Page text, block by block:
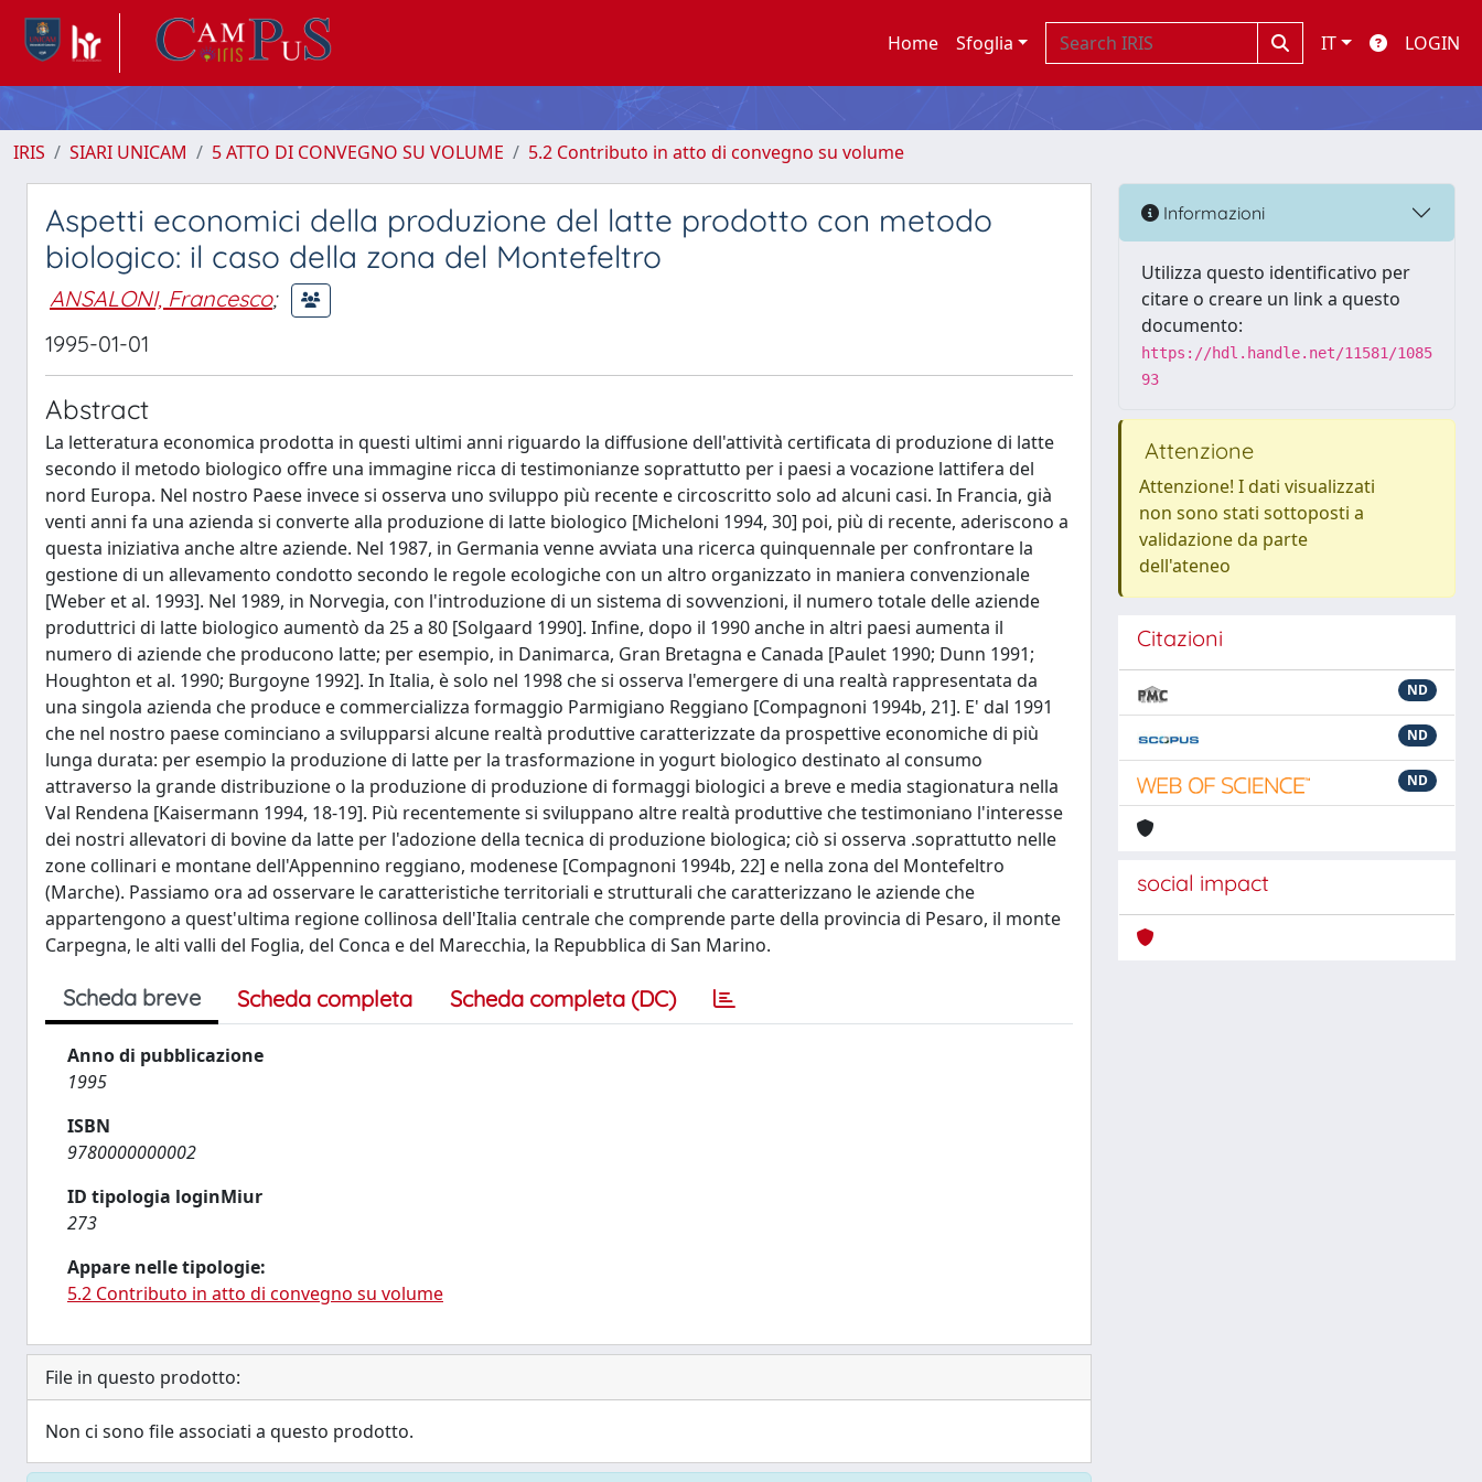
Home Sfoglia IT LOGIN
IRIS SIARI UNICAM 5 ATTO DI CONVEGNO SU VOLUME 5.2 Contributo in atto di convegno su volume
Aspetti economici della produzione del latte prodotto con metodo
biologico: il caso della zona del Montefeltro
ANSALONI, Francesco;
1995-01-01
Abstract
La letteratura economica prodotta in questi ultimi anni riguardo la diffusione dell'attività certificata di produzione di latte
secondo il metodo biologico offre una immagine ricca di testimonianze soprattutto per i paesi a vocazione lattifera del
nord Europa. Nel nostro Paese invece si osserva uno sviluppo più recente e circoscritto solo ad alcuni casi. In Francia, già
venti anni fa una azienda si converte alla produzione di latte biologico [Micheloni 1994, 30] poi, più di recente, aderiscono a
questa iniziativa anche altre aziende. Nel 1987, in Germania venne avviata una ricerca quinquennale per confrontare la
gestione di un allevamento condotto secondo le regole ecologiche con un altro organizzato in maniera convenzionale
[Weber et al. 1993]. Nel 1989, in Norvegia, con l'introduzione di un sistema di sovvenzioni, il numero totale delle aziende
produttrici di latte biologico aumentò da 25 a 80 [Solgaard 1990]. Infine, dopo il 1990 anche in altri paesi aumenta il
numero di aziende che producono latte; per esempio, in Danimarca, Gran Bretagna e Canada [Paulet 1990; Dunn 1991;
Houghton et al. 1990; Burgoyne 1992]. In Italia, è solo nel 1998 che si osserva l'emergere di una realtà rappresentata da
una singola azienda che produce e commercializza formaggio Parmigiano Reggiano [Compagnoni 1994b, 21]. E' dal 1991
che nel nostro paese cominciano a svilupparsi alcune realtà produttive caratterizzate da prospettive economiche di più
lunga durata: per esempio la produzione di latte per la trasformazione in yogurt biologico destinato al consumo
attraverso la grande distribuzione o la produzione di produzione di formaggi biologici a breve e media stagionatura nella
Val Rendena [Kaisermann 1994, 18-19]. Più recentemente si sviluppano altre realtà produttive che testimoniano l'interesse
dei nostri allevatori di bovine da latte per l'adozione della tecnica di produzione biologica; ciò si osserva .soprattutto nelle
zone collinari e montane dell'Appennino reggiano, modenese [Compagnoni 1994b, 22] e nella zona del Montefeltro
(Marche). Passiamo ora ad osservare le caratteristiche territoriali e strutturali che caratterizzano le aziende che
appartengono a quest'ultima regione collinosa dell'Italia centrale che comprende parte della provincia di Pesaro, il monte
Carpegna, le alti valli del Foglia, del Conca e del Marecchia, la Repubblica di San Marino.
Scheda breve Scheda completa Scheda completa (DC)
Anno di pubblicazione
1995
ISBN
9780000000002
ID tipologia loginMiur
273
Appare nelle tipologie:
5.2 Contributo in atto di convegno su volume
File in questo prodotto:
Non ci sono file associati a questo prodotto.
Informazioni
Utilizza questo identificativo per
citare o creare un link a questo
documento:
https://hdl.handle.net/11581/1085
93
Attenzione
Attenzione! I dati visualizzati
non sono stati sottoposti a
validazione da parte
dell'ateneo
Citazioni
ND
ND
ND
social impact